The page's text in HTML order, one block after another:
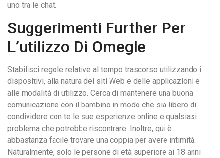
uno tra le chat.
Suggerimenti Further Per
L’utilizzo Di Omegle
Stabilisci regole relative al tempo trascorso utilizzando i
dispositivi, alla natura dei siti Web e delle applicazioni e
alle modalità di utilizzo. Cerca di mantenere una buona
comunicazione con il bambino in modo che sia libero di
condividere con te le sue esperienze online e qualsiasi
problema che potrebbe riscontrare. Inoltre, qui è
abbastanza facile trovare una coppia per avere intimità.
Naturalmente, solo le persone di età superiore ai 18 anni